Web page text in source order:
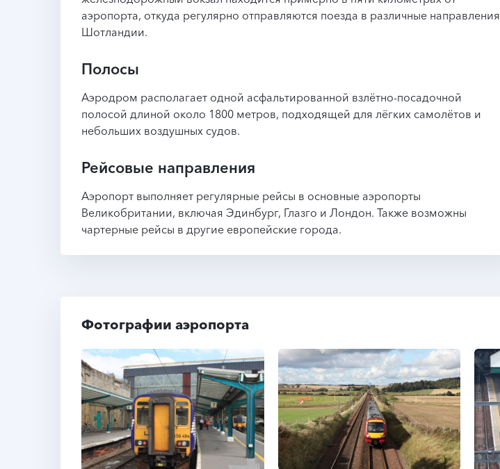
аэропорта, откуда регулярно отправляются поезда в различные направления
Шотландии.
Полосы
Аэродром располагает одной асфальтированной взлётно-посадочной
полосой длиной около 1800 метров, подходящей для лёгких самолётов и
небольших воздушных судов.
Рейсовые направления
Аэропорт выполняет регулярные рейсы в основные аэропорты
Великобритании, включая Эдинбург, Глазго и Лондон. Также возможны
чартерные рейсы в другие европейские города.
Фотографии аэропорта